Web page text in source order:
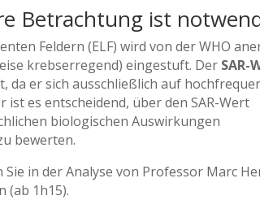
Betrachtung ist
Feldern (ELF) wird von der WHO
krebserregend) eingestuft. Der SAR-
da er sich ausschließlich auf
es entscheidend, über den SAR-Wert
biologischen Auswirkungen
bewerten.
in der Analyse von Professor Marc
(ab 1h15).